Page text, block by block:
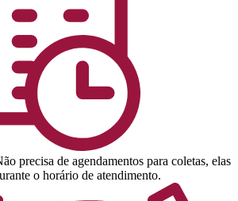
precisa de agendamentos para coletas, elas
o horário de atendimento.